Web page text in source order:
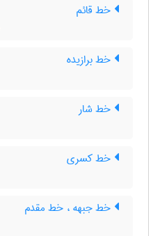
خط قائم
خط برازیده
خط شار
خط کسری
خط جبهه ، خط مقدم